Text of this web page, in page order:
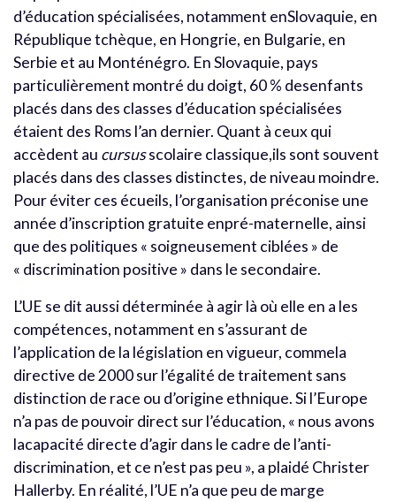
d’éducation spécialisées, notamment enSlovaquie, en
République tchèque, en Hongrie, en Bulgarie, en
Serbie et au Monténégro. En Slovaquie, pays
particulièrement montré du doigt, 60 % desenfants
placés dans des classes d’éducation spécialisées
étaient des Roms l’an dernier. Quant à ceux qui
accèdent au cursusscolaire classique,ils sont souvent
placés dans des classes distinctes, de niveau moindre.
Pour éviter ces écueils, l’organisation préconise une
année d’inscription gratuite enpré-maternelle, ainsi
que des politiques « soigneusement ciblées » de
« discrimination positive » dans le secondaire.
L’UE se dit aussi déterminée à agir là où elle en a les
compétences, notamment en s’assurant de
l’application de la législation en vigueur, commela
directive de 2000 sur l’égalité de traitement sans
distinction de race ou d’origine ethnique. Si l’Europe
n’a pas de pouvoir direct sur l’éducation, « nous avons
lacapacité directe d’agir dans le cadre de l’anti-
discrimination, et ce n’est pas peu », a plaidé Christer
Hallerby. En réalité, l’UE n’a que peu de marge